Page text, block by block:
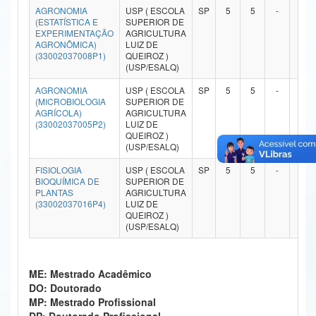
Ministério da Ciência, Tecnologia, Inovações e Comunicações
Ministério do Meio Ambiente
Ministério do Desenvolvimento Regional
Controladoria-Geral da União
Ministério da Mulher, da Família e dos Direitos Humanos
Secretaria-Geral
Advocacia-Geral da União
Banco Central do Brasil
AGRONOMIA
(ESTATÍSTICA E
EXPERIMENTAÇÃO
AGRONÔMICA)
(33002037008P1)
USP ( ESCOLA
SUPERIOR DE
AGRICULTURA
LUIZ DE
QUEIROZ )
(USP/ESALQ)
SP 5 5 -
AGRONOMIA
(MICROBIOLOGIA
AGRÍCOLA)
(33002037005P2)
USP ( ESCOLA
SUPERIOR DE
AGRICULTURA
LUIZ DE
QUEIROZ )
(USP/ESALQ)
SP 5 5 -
FISIOLOGIA
BIOQUÍMICA DE
PLANTAS
(33002037016P4)
USP ( ESCOLA
SUPERIOR DE
AGRICULTURA
LUIZ DE
QUEIROZ )
(USP/ESALQ)
SP 5 5 -
ME: Mestrado Acadêmico
DO: Doutorado
MP: Mestrado Profissional